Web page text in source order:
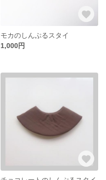
モカのしんぷるスタイ
1,000円